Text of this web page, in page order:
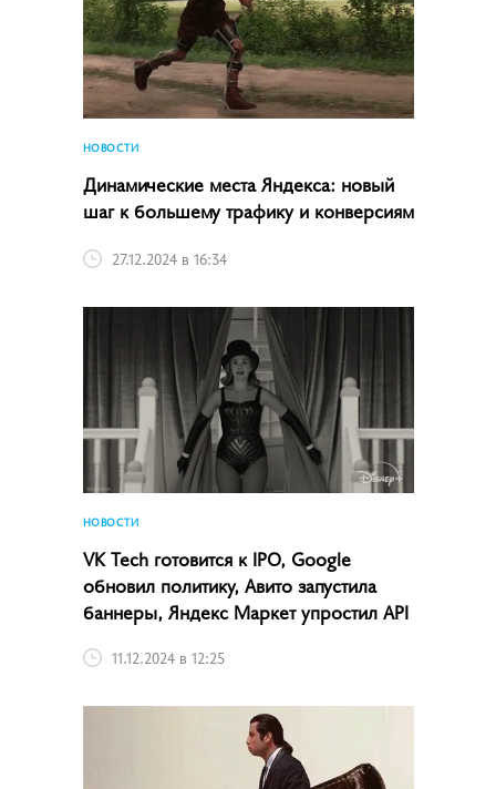
НОВОСТИ
Динамические места Яндекса: новый
шаг к большему трафику и конверсиям
27.12.2024 в 16:34
НОВОСТИ
VK Tech готовится к IPO, Google
обновил политику, Авито запустила
баннеры, Яндекс Маркет упростил API
11.12.2024 в 12:25